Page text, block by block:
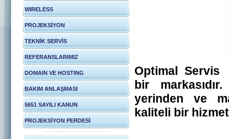
WIRELESS
PROJEKSİYON
TEKNİK SERVİS
REFERANSLARIMIZ
DOMAIN VE HOSTING
BAKIM ANLAŞMASI
5651 SAYILI KANUN
PROJEKSİYON PERDESİ
Optimal Servis
bir
yerinden ve
kaliteli bir